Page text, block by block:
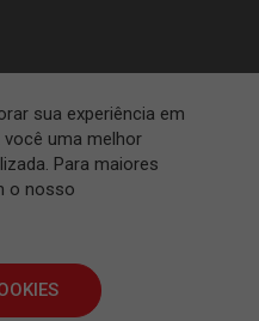
sua experiência em
uma melhor
Para maiores
o nosso